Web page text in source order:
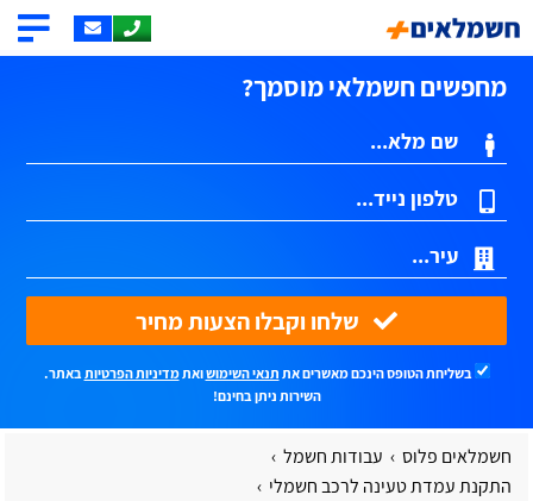
מחפשים חשמלאי מוסמך?
בשליחת הטופס הינכם מאשרים את תנאי השימושואתמדיניות הפרטיותבאתר.
השירות ניתן בחינם!
חשמלאים פלוס
עבודות חשמל
התקנת עמדת טעינה לרכב חשמלי